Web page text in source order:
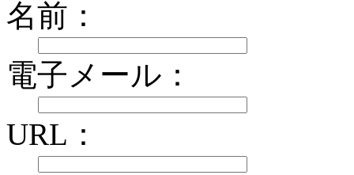
名前：
電子メール：
URL：